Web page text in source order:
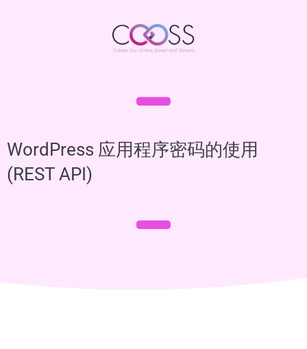
WordPress 应用程序密码的使用
(REST API)